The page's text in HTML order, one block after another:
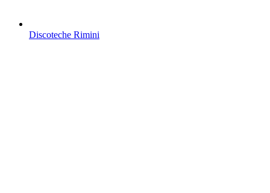
Discoteche Rimini